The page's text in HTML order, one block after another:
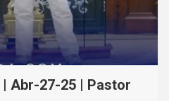
Abr-27-25 | Pastor